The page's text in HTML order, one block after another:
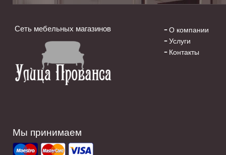
Сеть мебельных магазинов
О компании
Услуги
Контакты
Мы принимаем